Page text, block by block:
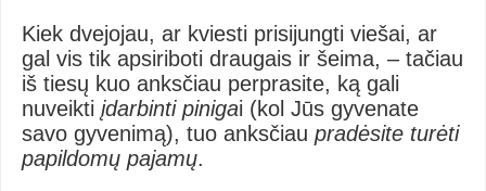
Kiek dvejojau, ar kviesti prisijungti viešai, ar
gal vis tik apsiriboti draugais ir šeima, – tačiau
iš tiesų kuo anksčiau perprasite, ką gali
nuveikti įdarbinti pinigai (kol Jūs gyvenate
savo gyvenimą), tuo anksčiau pradėsite turėti
papildomų pajamų.